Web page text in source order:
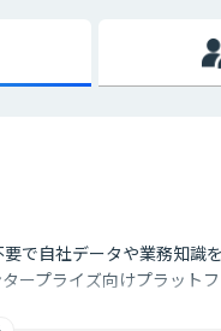
で自社データや業務知識
ープライズ向けプラット